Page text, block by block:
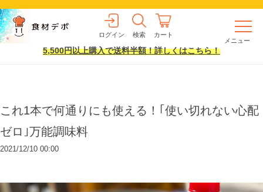
ログイン 検索
カート
メニュー
5,500円以上購入で送料半額！詳しくはこちら！
これ1本で何通りにも使える！｢使い切れない心配
ゼロ｣万能調味料
2021/12/10 00:00